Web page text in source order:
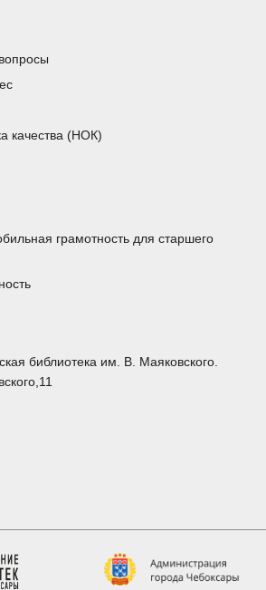
качества (НОК)
грамотность для старшего
библиотека им. В. Маяковского.